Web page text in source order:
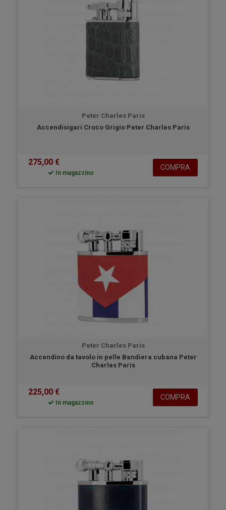
Peter Charles Paris
Accendisigari Croco Grigio Peter Charles Paris
275,00 €
In magazzino
COMPRA
Peter Charles Paris
Accendino da tavolo in pelle Bandiera cubana Peter
Charles Paris
225,00 €
In magazzino
COMPRA